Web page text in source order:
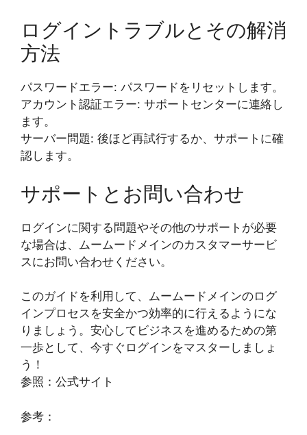
ログイントラブルとその解消
方法
パスワードエラー: パスワードをリセットします。
アカウント認証エラー: サポートセンターに連絡し
ます。
サーバー問題: 後ほど再試行するか、サポートに確
認します。
サポートとお問い合わせ
ログインに関する問題やその他のサポートが必要
な場合は、ムームードメインのカスタマーサービ
スにお問い合わせください。
このガイドを利用して、ムームードメインのログ
インプロセスを安全かつ効率的に行えるようにな
りましょう。安心してビジネスを進めるための第
一歩として、今すぐログインをマスターしましょ
う！
参照：公式サイト
参考：